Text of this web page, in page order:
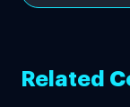
Related